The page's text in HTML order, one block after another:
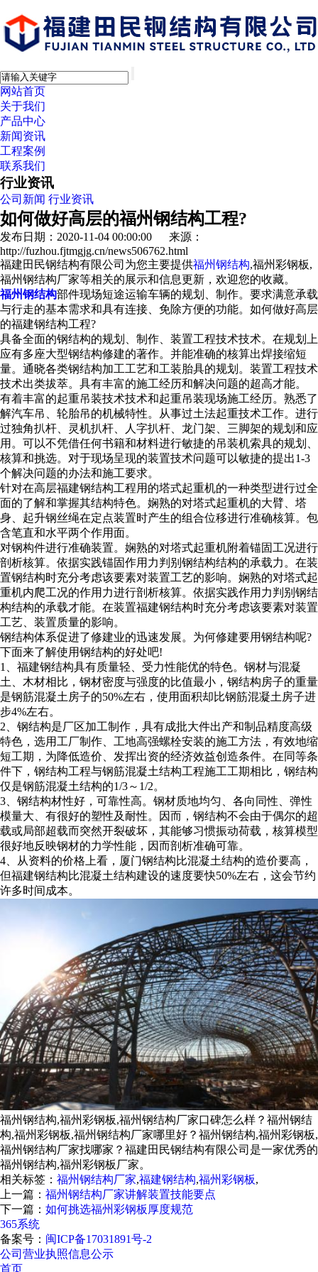
网站首页
关于我们
产品中心
新闻资讯
工程案例
联系我们
行业资讯
公司新闻 行业资讯
如何做好高层的福州钢结构工程?
发布日期：2020-11-04 00:00:00 来源：
http://fuzhou.fjtmgjg.cn/news506762.html
福建田民钢结构有限公司为您主要提供福州钢结构,福州彩钢板,
福州钢结构厂家等相关的展示和信息更新，欢迎您的收藏。
福州钢结构部件现场短途运输车辆的规划、制作。要求满意承载
与行走的基本需求和具有连接、免除方便的功能。如何做好高层
的福建钢结构工程?
具备全面的钢结构的规划、制作、装置工程技术技术。在规划上
应有多座大型钢结构修建的著作。并能准确的核算出焊接缩短
量。通晓各类钢结构加工工艺和工装胎具的规划。装置工程技术
技术出类拔萃。具有丰富的施工经历和解决问题的超高才能。
有着丰富的起重吊装技术技术和起重吊装现场施工经历。熟悉了
解汽车吊、轮胎吊的机械特性。从事过土法起重技术工作。进行
过独角扒杆、灵机扒杆、人字扒杆、龙门架、三脚架的规划和应
用。可以不凭借任何书籍和材料进行敏捷的吊装机索具的规划、
核算和挑选。对于现场呈现的装置技术问题可以敏捷的提出1-3
个解决问题的办法和施工要求。
针对在高层福建钢结构工程用的塔式起重机的一种类型进行过全
面的了解和掌握其结构特色。娴熟的对塔式起重机的大臂、塔
身、起升钢丝绳在定点装置时产生的组合位移进行准确核算。包
含笔直和水平两个作用面。
对钢构件进行准确装置。娴熟的对塔式起重机附着锚固工况进行
剖析核算。依据实践锚固作用力判别钢结构结构的承载力。在装
置钢结构时充分考虑该要素对装置工艺的影响。娴熟的对塔式起
重机内爬工况的作用力进行剖析核算。依据实践作用力判别钢结
构结构的承载才能。在装置福建钢结构时充分考虑该要素对装置
工艺、装置质量的影响。
钢结构体系促进了修建业的迅速发展。为何修建要用钢结构呢?
下面来了解使用钢结构的好处吧!
1、福建钢结构具有质量轻、受力性能优的特色。钢材与混凝
土、木材相比，钢材密度与强度的比值最小，钢结构房子的重量
是钢筋混凝土房子的50%左右，使用面积却比钢筋混凝土房子进
步4%左右。
2、钢结构是厂区加工制作，具有成批大件出产和制品精度高级
特色，选用工厂制作、工地高强螺栓安装的施工方法，有效地缩
短工期，为降低造价、发挥出资的经济效益创造条件。在同等条
件下，钢结构工程与钢筋混凝土结构工程施工工期相比，钢结构
仅是钢筋混凝土结构的1/3～1/2。
3、钢结构材性好，可靠性高。钢材质地均匀、各向同性、弹性
模量大、有很好的塑性及耐性。因而，钢结构不会由于偶尔的超
载或局部超载而突然开裂破坏，其能够习惯振动荷载，核算模型
很好地反映钢材的力学性能，因而剖析准确可靠。
4、从资料的价格上看，厦门钢结构比混凝土结构的造价要高，
但福建钢结构比混凝土结构建设的速度要快50%左右，这会节约
许多时间成本。
福州钢结构,福州彩钢板,福州钢结构厂家口碑怎么样？福州钢结
构,福州彩钢板,福州钢结构厂家哪里好？福州钢结构,福州彩钢板,
福州钢结构厂家找哪家？福建田民钢结构有限公司是一家优秀的
福州钢结构,福州彩钢板厂家。
相关标签： 福州钢结构厂家,福建钢结构,福州彩钢板,
上一篇： 福州钢结构厂家讲解装置技能要点
下一篇： 如何挑选福州彩钢板厚度规范
365系统
备案号： 闽ICP备17031891号-2
公司营业执照信息公示
首页